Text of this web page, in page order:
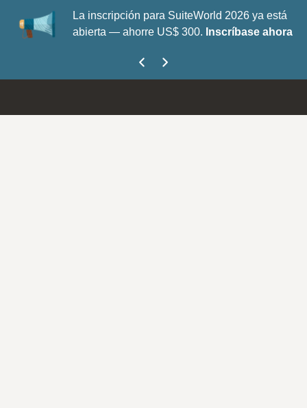
La inscripción para SuiteWorld 2026 ya está
abierta — ahorre US$ 300. Inscríbase ahora